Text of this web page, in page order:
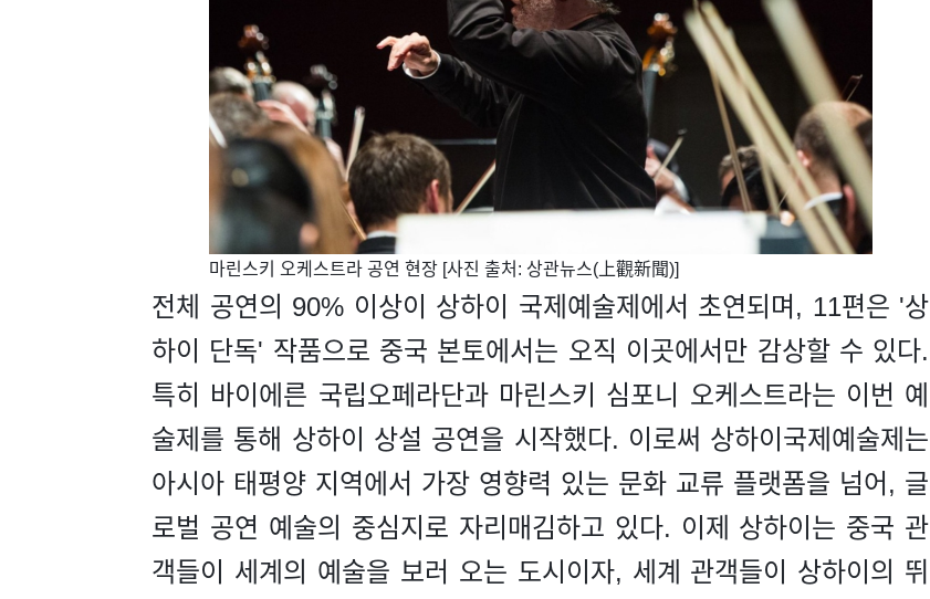
​마린스키 오케스트라 공연 현장 [사진 출처: 상관뉴스(上觀新聞)]
전체 공연의 90% 이상이 상하이 국제예술제에서 초연되며, 11편은 '상
하이 단독' 작품으로 중국 본토에서는 오직 이곳에서만 감상할 수 있다.
특히 바이에른 국립오페라단과 마린스키 심포니 오케스트라는 이번 예
술제를 통해 상하이 상설 공연을 시작했다. 이로써 상하이국제예술제는
아시아 태평양 지역에서 가장 영향력 있는 문화 교류 플랫폼을 넘어, 글
로벌 공연 예술의 중심지로 자리매김하고 있다. 이제 상하이는 중국 관
객들이 세계의 예술을 보러 오는 도시이자, 세계 관객들이 상하이의 뛰